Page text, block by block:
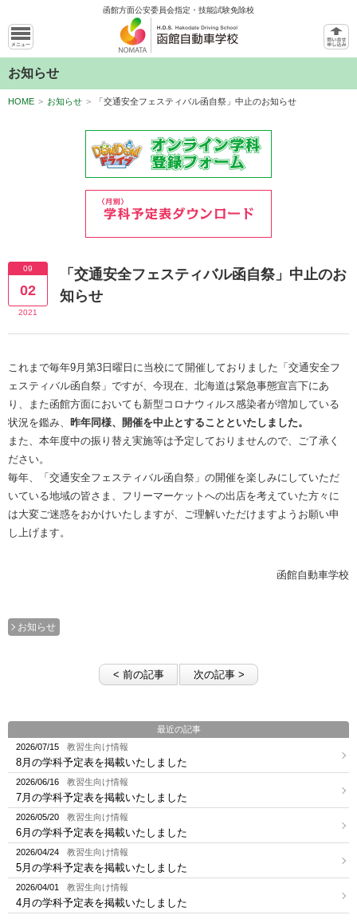
函館方面公安委員会指定・技能試験免除校
お知らせ
HOME > お知らせ > 「交通安全フェスティバル函自祭」中止のお知らせ
09
02
2021
「交通安全フェスティバル函自祭」中止のお
知らせ
これまで毎年9月第3日曜日に当校にて開催しておりました「交通安全フ
ェスティバル函自祭」ですが、今現在、北海道は緊急事態宣言下にあ
り、また函館方面においても新型コロナウィルス感染者が増加している
状況を鑑み、 昨年同様、開催を中止とすることといたしました。
また、本年度中の振り替え実施等は予定しておりませんので、ご了承く
ださい。
毎年、「交通安全フェスティバル函自祭」の開催を楽しみにしていただ
いている地域の皆さま、フリーマーケットへの出店を考えていた方々に
は大変ご迷惑をおかけいたしますが、ご理解いただけますようお願い申
し上げます。
函館自動車学校
お知らせ
< 前の記事 次の記事 >
最近の記事
2026/07/15
教習生向け情報
8月の学科予定表を掲載いたしました
2026/06/16 教習生向け情報
7月の学科予定表を掲載いたしました
2026/05/20 教習生向け情報
6月の学科予定表を掲載いたしました
2026/04/24 教習生向け情報
5月の学科予定表を掲載いたしました
2026/04/01 教習生向け情報
4月の学科予定表を掲載いたしました